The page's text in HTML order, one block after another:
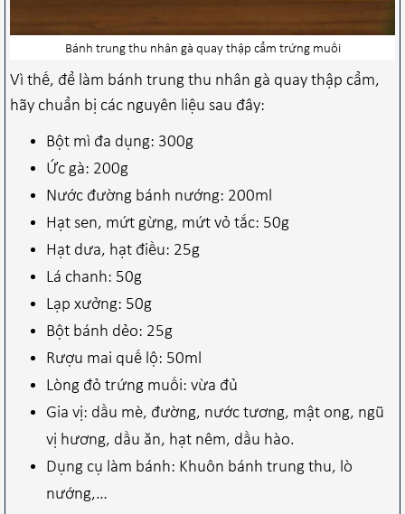
Bánh trung thu nhân gà quay thập cẩm trứng muối
Vì thế, để làm bánh trung thu nhân gà quay thập cẩm,
hãy chuẩn bị các nguyên liệu sau đây:
Bột mì đa dụng: 300g
Ức gà: 200g
Nước đường bánh nướng: 200ml
Hạt sen, mứt gừng, mứt vỏ tắc: 50g
Hạt dưa, hạt điều: 25g
Lá chanh: 50g
Lạp xưởng: 50g
Bột bánh dẻo: 25g
Rượu mai quế lộ: 50ml
Lòng đỏ trứng muối: vừa đủ
Gia vị: dầu mè, đường, nước tương, mật ong, ngũ
vị hương, dầu ăn, hạt nêm, dầu hào.
Dụng cụ làm bánh: Khuôn bánh trung thu, lò
nướng,…